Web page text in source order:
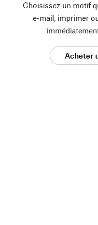
Choisissez un motif
e-mail, imprimer
Acheter